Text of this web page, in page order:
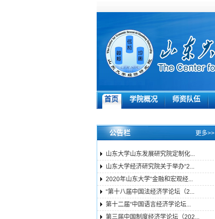
首页 学院概况 师资队伍
公告栏 更多>>
山东大学山东发展研究院定制化...
山东大学经济研究院关于举办“2...
2020年山东大学“金融和宏观经...
“第十八届中国法经济学论坛（2...
第十二届“中国语言经济学论坛...
第三届中国制度经济学论坛（202...